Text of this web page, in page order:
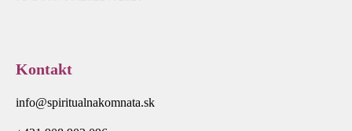
Kontakt
info@spiritualnakomnata.sk